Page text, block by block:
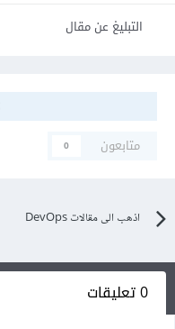
التبليغ عن مقال
متابعون
0
اذهب الى مقالات DevOps
0 تعليقات